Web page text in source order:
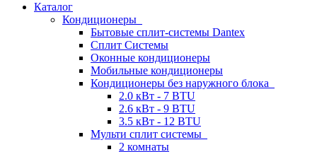
Каталог
Кондиционеры
Бытовые сплит-системы Dantex
Сплит Системы
Оконные кондиционеры
Мобильные кондиционеры
Кондиционеры без наружного блока
2.0 кВт - 7 BTU
2.6 кВт - 9 BTU
3.5 кВт - 12 BTU
Мульти сплит системы
2 комнаты